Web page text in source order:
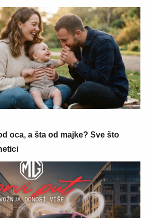
oca, a šta od majke? Sve što